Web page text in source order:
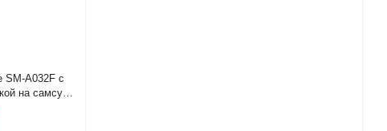
SM-A032F с
на самсунг